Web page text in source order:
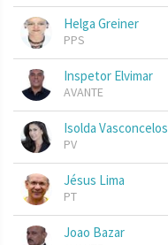
Helga Greiner
PPS
Inspetor Elvimar
AVANTE
Isolda Vasconcelos
PV
Jésus Lima
PT
Joao Bazar